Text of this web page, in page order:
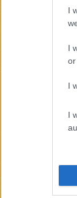
I
I
or
I
I
Amire
csökken